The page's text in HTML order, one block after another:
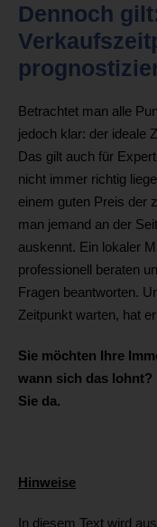
Dennoch
Betrachtet man alle
jedoch klar: der ideale
Das gilt auch für
nicht immer richtig
einem guten Preis der
man jemand an der
auskennt. Ein lokaler
professionell beraten
Fragen beantworten.
Zeitpunkt warten, hat
Sie möchten Ihre
wann sich das lohnt?
Sie da.
Hinweise
In diesem Text wird